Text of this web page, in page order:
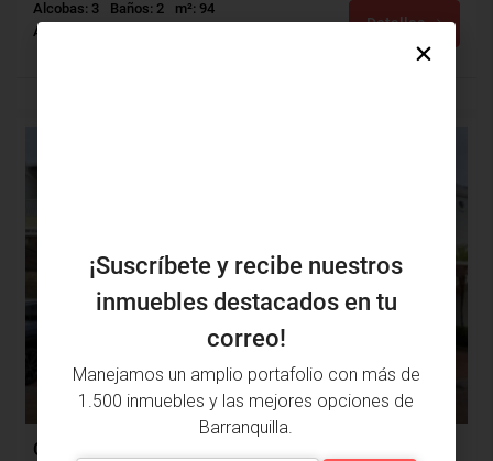
Alcobas: 3 Baños: 2
m²: 94
Apartamento
Detalles
$650,000,000
$535,000
Casa Venta, Altos Del Limón, Barranquilla (30390)
¡Suscríbete y recibe nuestros
inmuebles destacados en tu
correo!
Manejamos un amplio portafolio con más de
1.500 inmuebles y las mejores opciones de
Barranquilla.